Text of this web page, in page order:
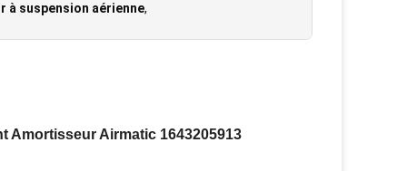
à suspension aérienne,
Amortisseur Airmatic 1643205913